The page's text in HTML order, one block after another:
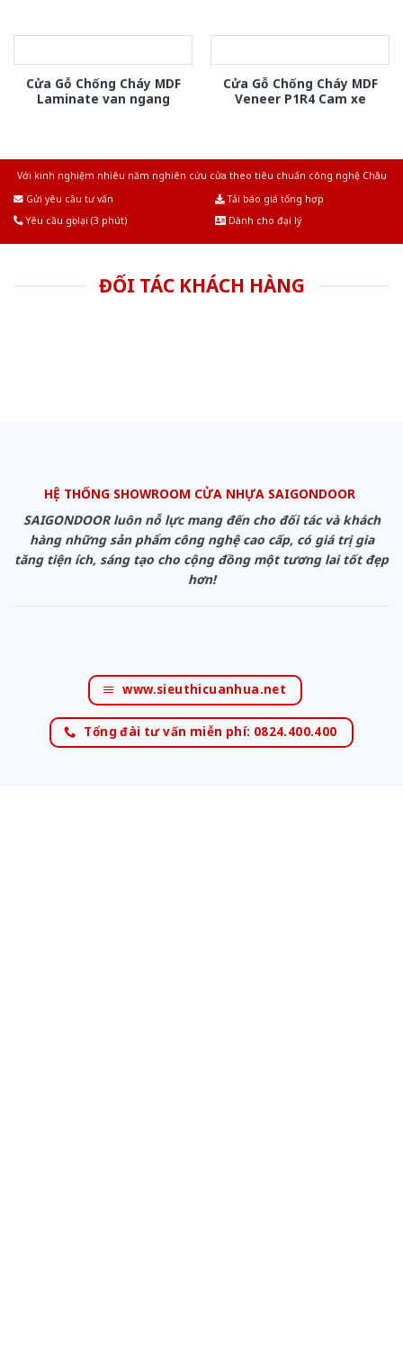
Cửa Gỗ Chống Cháy MDF
Laminate van ngang
Cửa Gỗ Chống Cháy MDF
Veneer P1R4 Cam xe
Với kinh nghiệm nhiêu năm nghiên cứu cửa theo tiêu chuẩn công nghệ Châu
Gửi yêu cầu tư vấn
Tải báo giá tổng hợp
Yêu cầu gọi lại (3 phút)
Dành cho đại lý
ĐỐI TÁC KHÁCH HÀNG
HỆ THỐNG SHOWROOM CỬA NHỰA SAIGONDOOR
SAIGONDOOR luôn nỗ lực mang đến cho đối tác và khách
hàng những sản phẩm công nghệ cao cấp, có giá trị gia
tăng tiện ích, sáng tạo cho cộng đồng một tương lai tốt đẹp
hơn!
www.sieuthicuanhua.net
Tổng đài tư vấn miễn phí: 0824.400.400